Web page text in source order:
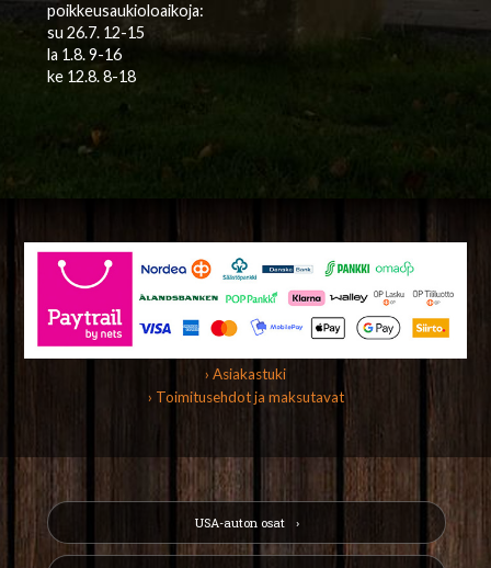
poikkeusaukioloaikoja:
su 26.7. 12-15
la 1.8. 9-16
ke 12.8. 8-18
› Asiakastuki
› Toimitusehdot ja maksutavat
USA-auton osat